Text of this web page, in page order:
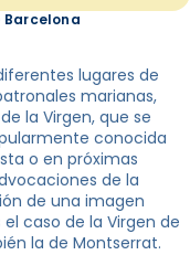
Barcelona
lugares de
marianas,
la Virgen, que se
conocida
o en próximas
de la
de una imagen
caso de la Virgen de
la de Montserrat.